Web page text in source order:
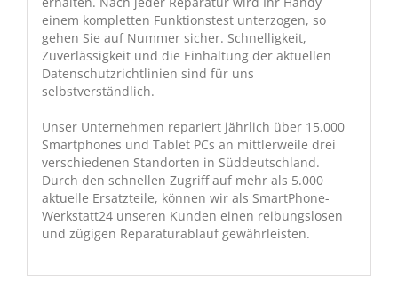
einem kompletten Funktionstest unterzogen, so
gehen Sie auf Nummer sicher. Schnelligkeit,
Zuverlässigkeit und die Einhaltung der aktuellen
Datenschutzrichtlinien sind für uns
selbstverständlich.
Unser Unternehmen repariert jährlich über 15.000
Smartphones und Tablet PCs an mittlerweile drei
verschiedenen Standorten in Süddeutschland.
Durch den schnellen Zugriff auf mehr als 5.000
aktuelle Ersatzteile, können wir als SmartPhone-
Werkstatt24 unseren Kunden einen reibungslosen
und zügigen Reparaturablauf gewährleisten.